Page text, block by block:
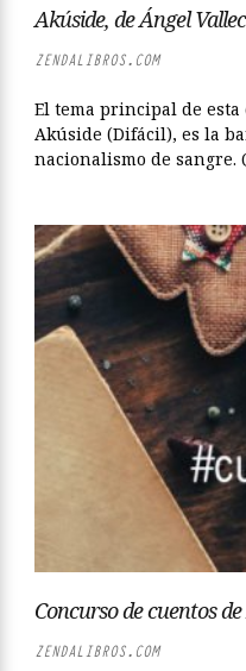
Akúside, de Ángel
ZENDALIBROS.COM
El tema principal de
Akúside (Difácil), es la
nacionalismo de sangre.
Concurso de cuentos
ZENDALIBROS.COM